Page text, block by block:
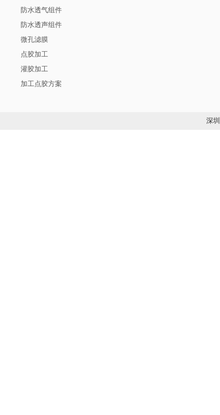
防水透气组件
防水透声组件
微孔滤膜
点胶加工
灌胶加工
加工点胶方案
深